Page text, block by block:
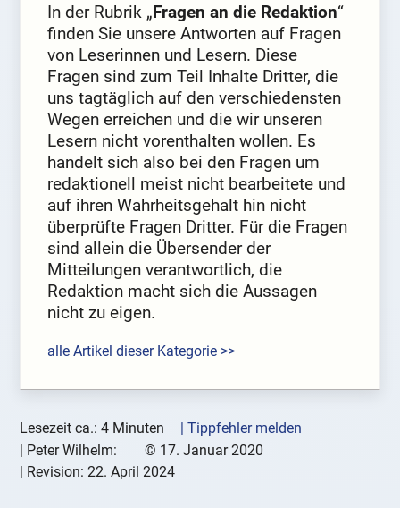
In der Rubrik „Fragen an die Redaktion“
finden Sie unsere Antworten auf Fragen
von Leserinnen und Lesern. Diese
Fragen sind zum Teil Inhalte Dritter, die
uns tagtäglich auf den verschiedensten
Wegen erreichen und die wir unseren
Lesern nicht vorenthalten wollen. Es
handelt sich also bei den Fragen um
redaktionell meist nicht bearbeitete und
auf ihren Wahrheitsgehalt hin nicht
überprüfte Fragen Dritter. Für die Fragen
sind allein die Übersender der
Mitteilungen verantwortlich, die
Redaktion macht sich die Aussagen
nicht zu eigen.
alle Artikel dieser Kategorie >>
Lesezeit ca.: 4 Minuten
| Tippfehler melden
| Peter Wilhelm: © 17. Januar 2020
| Revision:22. April 2024